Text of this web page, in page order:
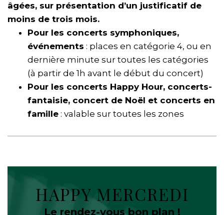
âgées, sur présentation d’un justificatif de
moins de trois mois.
Pour les concerts symphoniques,
événements : places en catégorie 4, ou en
dernière minute sur toutes les catégories
(à partir de 1h avant le début du concert)
Pour les concerts Happy Hour, concerts-
fantaisie, concert de Noël et concerts en
famille : valable sur toutes les zones
HAPPY MERCREDI
Le rendez-vous bon plan !